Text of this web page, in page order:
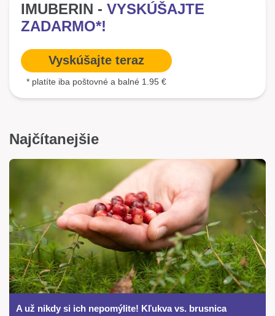
IMUBERIN - VYSKÚŠAJTE
ZADARMO*!
Vyskúšajte teraz
* platíte iba poštovné a balné 1.95 €
Najčítanejšie
A už nikdy si ich nepomýlite! Kľukva vs. brusnica